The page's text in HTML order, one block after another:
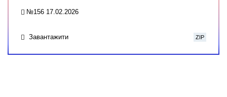
№156 17.02.2026
Завантажити ZIP